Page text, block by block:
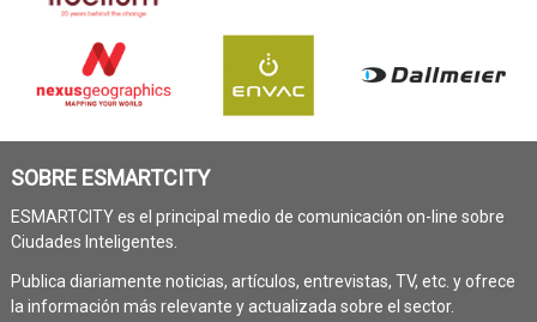
SOBRE ESMARTCITY
ESMARTCITY es el principal medio de comunicación on-line sobre
Ciudades Inteligentes.
Publica diariamente noticias, artículos, entrevistas, TV, etc. y ofrece
la información más relevante y actualizada sobre el sector.